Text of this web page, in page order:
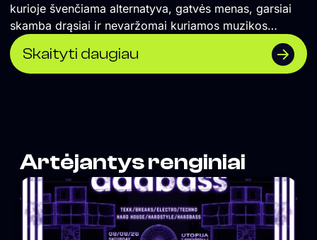
kurioje švenčiama alternatyva, gatvės menas, garsiai
skamba drąsiai ir nevaržomai kuriamos muzikos
koncertai ir vakarėliai. Čia renkasi vilniečiai ir miesto
svečiai, savo vietą atranda įvairios miesto
bendruomenės. UTOPIJA palaiko maištingą miesto
Skaityti daugiau
Artėjantys renginiai